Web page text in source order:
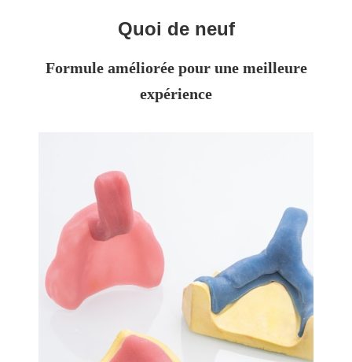
Quoi de neuf
Formule améliorée pour une meilleure
expérience